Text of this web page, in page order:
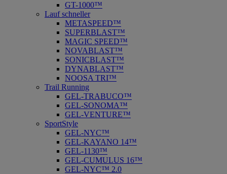
GT-1000™
Lauf schneller
METASPEED™
SUPERBLAST™
MAGIC SPEED™
NOVABLAST™
SONICBLAST™
DYNABLAST™
NOOSA TRI™
Trail Running
GEL-TRABUCO™
GEL-SONOMA™
GEL-VENTURE™
SportStyle
GEL-NYC™
GEL-KAYANO 14™
GEL-1130™
GEL-CUMULUS 16™
GEL-NYC™ 2.0